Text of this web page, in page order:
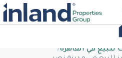
للبيع في القاهرة/